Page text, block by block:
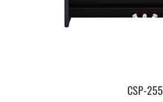
CSP-255